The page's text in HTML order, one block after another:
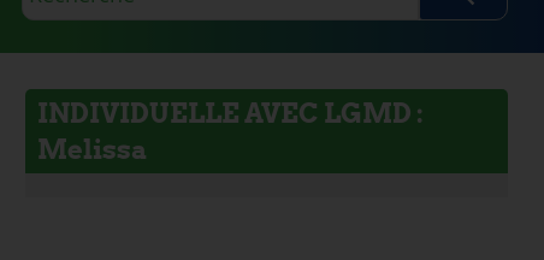
de
recherche
INDIVIDUELLE AVEC LGMD :
Melissa